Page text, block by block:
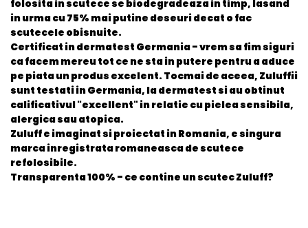
folosita in scutece se biodegradeaza in timp, lasand
in urma cu 75% mai putine deseuri decat o fac
scutecele obisnuite.
Certificat in dermatest Germania - vrem sa fim siguri
ca facem mereu tot ce ne sta in putere pentru a aduce
pe piata un produs excelent. Tocmai de aceea, Zuluffii
sunt testati in Germania, la dermatest si au obtinut
calificativul "excellent" in relatie cu pielea sensibila,
alergica sau atopica.
Zuluff e imaginat si proiectat in Romania, e singura
marca inregistrata romaneasca de scutece
refolosibile.
Transparenta 100% - ce contine un scutec Zuluff?